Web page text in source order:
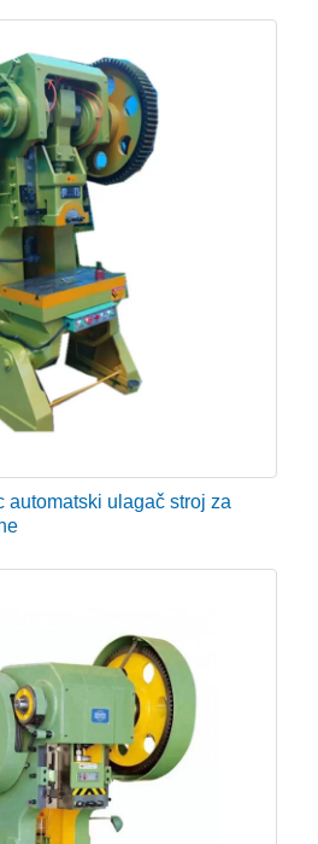
automatski ulagač stroj za